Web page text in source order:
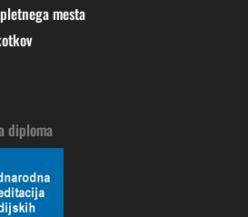
mesta
diploma